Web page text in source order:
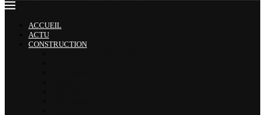
ACCUEIL
ACTU
CONSTRUCTION